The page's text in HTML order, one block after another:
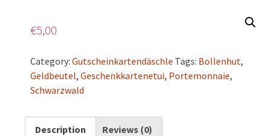
€5,00
Category: Gutscheinkartendäschle Tags: Bollenhut,
Geldbeutel, Geschenkkartenetui, Portemonnaie,
Schwarzwald
Description Reviews (0)